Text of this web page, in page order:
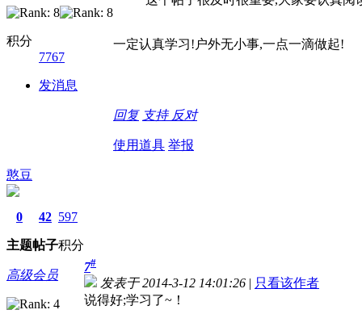
积分
7767
发消息
一定认真学习!户外无小事,一点一滴做起!
回复 支持 反对
使用道具 举报
憨豆
0
主题
42
帖子
597
积分
高级会员
7#
发表于 2014-3-12 14:01:26 | 只看该作者
说得好;学习了~！